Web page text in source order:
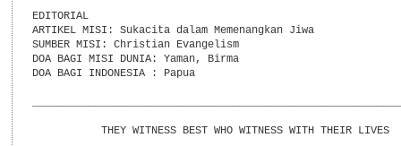
EDITORIAL
ARTIKEL MISI: Sukacita dalam Memenangkan Jiwa
SUMBER MISI: Christian Evangelism
DOA BAGI MISI DUNIA: Yaman, Birma
DOA BAGI INDONESIA : Papua
           THEY WITNESS BEST WHO WITNESS WITH THEIR LIVES